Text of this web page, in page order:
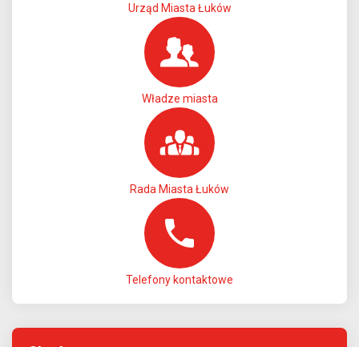
Urząd Miasta Łuków
Władze miasta
Rada Miasta Łuków
Telefony kontaktowe